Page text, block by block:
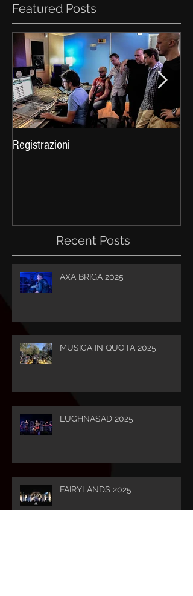
Featured Posts
Registrazioni
Recent Posts
AXA BRIGA 2025
MUSICA IN QUOTA 2025
LUGHNASAD 2025
FAIRYLANDS 2025